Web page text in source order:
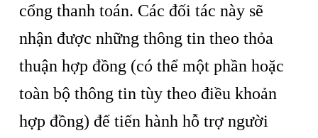
cổng thanh toán. Các đối tác này sẽ
nhận được những thông tin theo thỏa
thuận hợp đồng (có thể một phần hoặc
toàn bộ thông tin tùy theo điều khoản
hợp đồng) để tiến hành hỗ trợ người